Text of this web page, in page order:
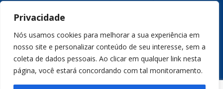
Privacidade
Nós usamos cookies para melhorar a sua experiência em
nosso site e personalizar conteúdo de seu interesse, sem a
coleta de dados pessoais. Ao clicar em qualquer link nesta
página, você estará concordando com tal monitoramento.
apromat2@gmail.com
Escritório: Avenida República do Líbano, 2258 / Jardim
Monte Líbano / Cuiabá/MT – CEP: 78048-196